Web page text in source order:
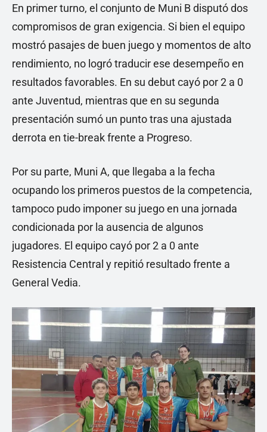
En primer turno, el conjunto de Muni B disputó dos
compromisos de gran exigencia. Si bien el equipo
mostró pasajes de buen juego y momentos de alto
rendimiento, no logró traducir ese desempeño en
resultados favorables. En su debut cayó por 2 a 0
ante Juventud, mientras que en su segunda
presentación sumó un punto tras una ajustada
derrota en tie-break frente a Progreso.
Por su parte, Muni A, que llegaba a la fecha
ocupando los primeros puestos de la competencia,
tampoco pudo imponer su juego en una jornada
condicionada por la ausencia de algunos
jugadores. El equipo cayó por 2 a 0 ante
Resistencia Central y repitió resultado frente a
General Vedia.